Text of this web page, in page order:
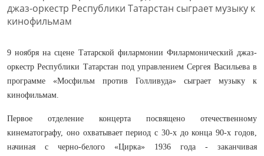
9 ноября на сцене Татарской филармонии Филармонический джаз-
оркестр Республики Татарстан под управлением Сергея Васильева в
программе «Мосфильм против Голливуда» сыграет музыку к
кинофильмам.
Первое отделение концерта посвящено отечественному
кинематографу, оно охватывает период с 30-х до конца 90-х годов,
начиная с черно-белого «Цирка» 1936 года - заканчивая